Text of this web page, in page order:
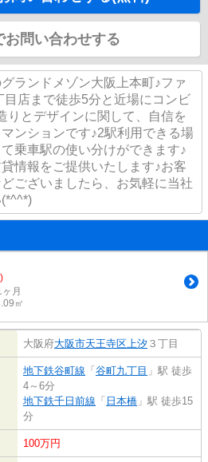
お問い合わせする
ランドメゾン大阪上本町♪ファ
目店まで徒歩5分と近場にコンビ
りとデザインに関して、自信を
ンションです♪2駅利用できる場
乗車駅の使い分けができます♪
情報をご提供いたします♪お客
ございましたら、お気軽に当社
月
㎡
大阪府大阪市天王寺区上汐 ３丁目
地下鉄谷町線 「 谷町九丁目 」駅 徒歩
4～6分
地下鉄千日前線 「 日本橋 」駅 徒歩15
分
100万円